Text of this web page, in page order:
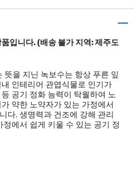
입니다. (배송 불가 지역: 제주도
뜻을 지닌 녹보수는 항상 푸른 잎
인테리어 관엽식물로 인기가
공기 정화 능력이 탁월하여 노
약한 노약자가 있는 가정에서
다. 생명력과 건조에 강해 관리
에서 쉽게 키울 수 있는 공기 정